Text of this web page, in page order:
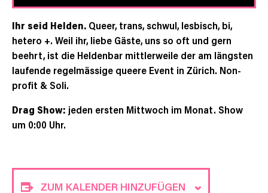
Ihr seid Helden. Queer, trans, schwul, lesbisch, bi,
hetero +. Weil ihr, liebe Gäste, uns so oft und gern
beehrt, ist die Heldenbar mittlerweile der am längsten
laufende regelmässige queere Event in Zürich. Non-
profit & Soli.
Drag Show: jeden ersten Mittwoch im Monat. Show
um 0:00 Uhr.
ZUM KALENDER HINZUFÜGEN